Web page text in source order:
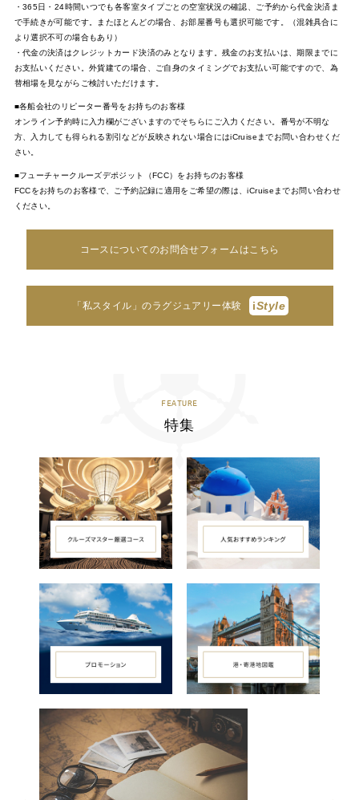
・365日・24時間いつでも各客室タイプごとの空室状況の確認、ご予約から代金決済ま
で手続きが可能です。またほとんどの場合、お部屋番号も選択可能です。（混雑具合に
より選択不可の場合もあり）
・代金の決済はクレジットカード決済のみとなります。残金のお支払いは、期限までに
お支払いください。外貨建ての場合、ご自身のタイミングでお支払い可能ですので、為
替相場を見ながらご検討いただけます。
■各船会社のリピーター番号をお持ちのお客様
オンライン予約時に入力欄がございますのでそちらにご入力ください。番号が不明な
方、入力しても得られる割引などが反映されない場合にはiCruiseまでお問い合わせくだ
さい。
■フューチャークルーズデポジット（FCC）をお持ちのお客様
FCCをお持ちのお客様で、ご予約記録に適用をご希望の際は、iCruiseまでお問い合わせ
ください。
コースについてのお問合せフォームはこちら
「私スタイル」のラグジュアリー体験 iStyle
FEATURE
特集